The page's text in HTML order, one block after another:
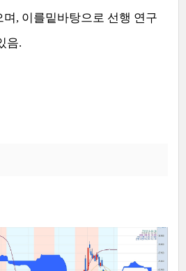
며 , 이를밑바탕으로 선행 연구
음.